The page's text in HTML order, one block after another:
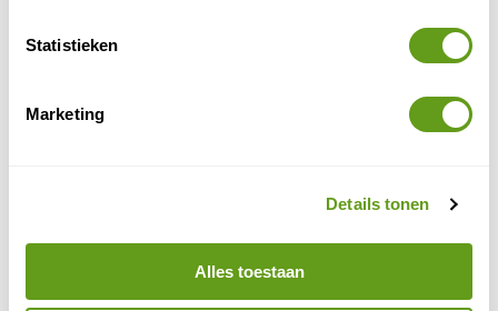
Statistieken
Marketing
Details tonen
Alles toestaan
wemelt het op Mantaray Island niet van de toeristen.
Logeertips - Hotels Fiji
Booking.com
Booking.com - Afgelegen eilanden
Bijzonder overnachten
De afgelegen eilanden van Fiji zijn een bijzondere